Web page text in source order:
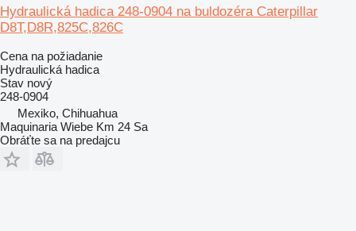
Hydraulická hadica 248-0904 na buldozéra Caterpillar
D8T,D8R,825C,826C
Cena na požiadanie
Hydraulická hadica
Stav nový
248-0904
Mexiko, Chihuahua
Maquinaria Wiebe Km 24 Sa
Obráťte sa na predajcu